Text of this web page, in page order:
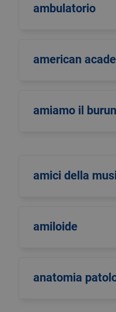
ambulatorio
american
amiamo il
amici della
amiloide
anatomia